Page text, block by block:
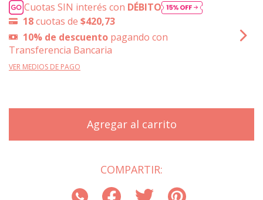
Cuotas SIN interés con DÉBITO
18cuotas de $420,73
10% de descuento pagando con
Transferencia Bancaria
VER MEDIOS DE PAGO
COMPARTIR: